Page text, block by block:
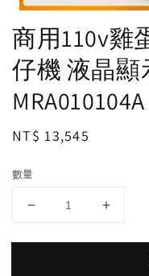
商用110v雞
仔機 液晶
MRA010104A
Regular
NT$ 13,545
數量